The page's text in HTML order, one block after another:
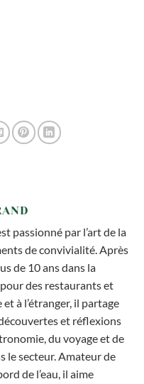
passionné par l’art de la
de convivialité. Après
de 10 ans dans la
des restaurants et
à l’étranger, il partage
et réflexions
du voyage et de
le secteur. Amateur de
de l’eau, il aime